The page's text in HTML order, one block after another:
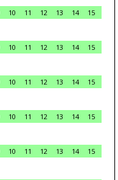
10 11 12 13 14
15
10 11 12 13 14
15
10 11 12 13 14
15
10 11 12 13 14
15
10 11 12 13 14
15